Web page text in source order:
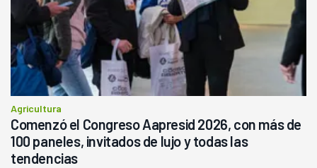
Agricultura
Comenzó el Congreso Aapresid 2026, con más de
100 paneles, invitados de lujo y todas las
tendencias